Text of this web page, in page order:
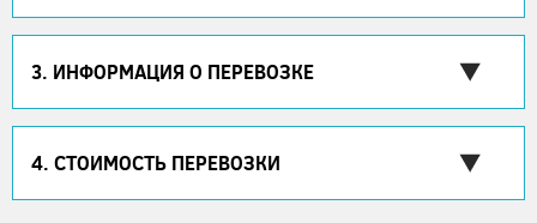
3. ИНФОРМАЦИЯ О ПЕРЕВОЗКЕ
4. СТОИМОСТЬ ПЕРЕВОЗКИ